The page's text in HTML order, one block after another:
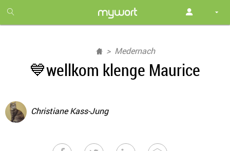
month
free
Medernach
💙wellkom klenge Maurice
Christiane Kass-Jung